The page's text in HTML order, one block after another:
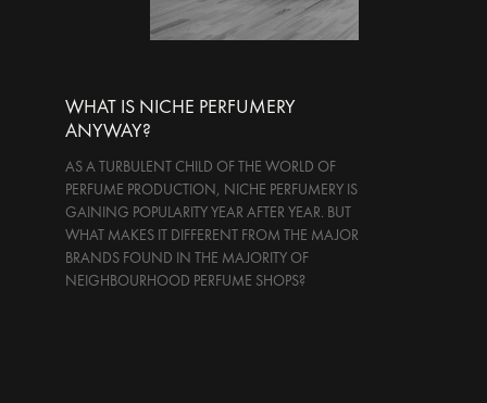
WHAT IS NICHE PERFUMERY
ANYWAY?
AS A TURBULENT CHILD OF THE WORLD OF
PERFUME PRODUCTION, NICHE PERFUMERY IS
GAINING POPULARITY YEAR AFTER YEAR. BUT
WHAT MAKES IT DIFFERENT FROM THE MAJOR
BRANDS FOUND IN THE MAJORITY OF
NEIGHBOURHOOD PERFUME SHOPS?